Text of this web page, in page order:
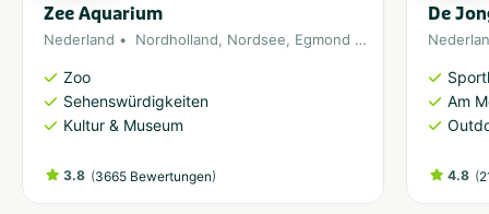
Zee Aquarium
Nederland Nordholland, Nordsee, Egmond aan Zee
Zoo
Sehenswürdigkeiten
Kultur & Museum
3.8 (3665 Bewertungen)
De
Am
4.8 (